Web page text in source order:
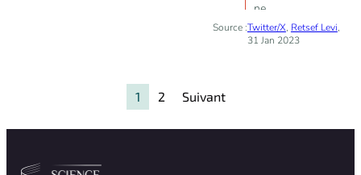
ne
fonctionnent
compris des
Source :Twitter/X, Retsef Levi,
31 Jan 2023
1 2 Suivant